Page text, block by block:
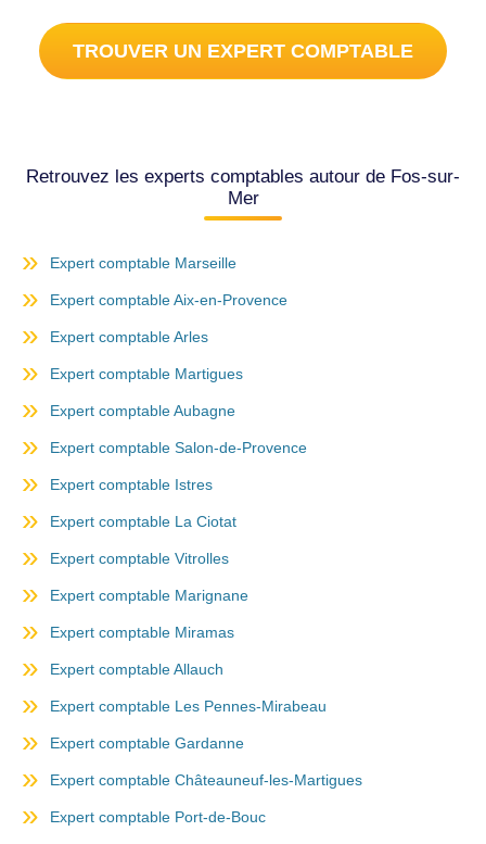
TROUVER UN EXPERT COMPTABLE
Retrouvez les experts comptables autour de Fos-sur-
Mer
Expert comptable Marseille
Expert comptable Aix-en-Provence
Expert comptable Arles
Expert comptable Martigues
Expert comptable Aubagne
Expert comptable Salon-de-Provence
Expert comptable Istres
Expert comptable La Ciotat
Expert comptable Vitrolles
Expert comptable Marignane
Expert comptable Miramas
Expert comptable Allauch
Expert comptable Les Pennes-Mirabeau
Expert comptable Gardanne
Expert comptable Châteauneuf-les-Martigues
Expert comptable Port-de-Bouc